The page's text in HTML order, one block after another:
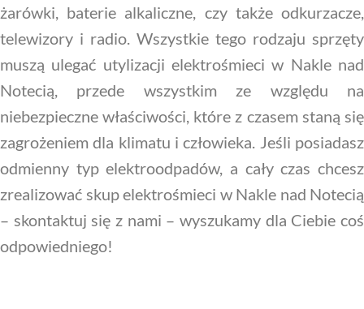
żarówki, baterie alkaliczne, czy także odkurzacze,
telewizory i radio. Wszystkie tego rodzaju sprzęty
muszą ulegać utylizacji elektrośmieci w Nakle nad
Notecią, przede wszystkim ze względu na
niebezpieczne właściwości, które z czasem staną się
zagrożeniem dla klimatu i człowieka. Jeśli posiadasz
odmienny typ elektroodpadów, a cały czas chcesz
zrealizować skup elektrośmieci w Nakle nad Notecią
– skontaktuj się z nami – wyszukamy dla Ciebie coś
odpowiedniego!